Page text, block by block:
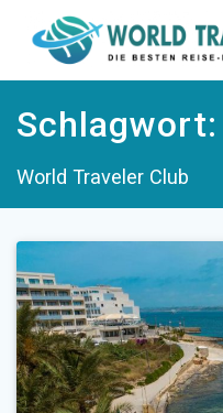
Inhalt
springen
Schlagwort:
World Traveler Club